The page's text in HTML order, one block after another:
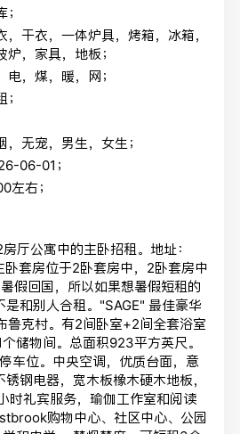
；
，干衣，一体炉具，烤箱，冰箱，
炉，家具，地板；
电，煤，暖，网；
；
，无宠，男生，女生；
06-01；
左右；
厅公寓中的主卧招租。地址：
套房位于2卧套房中， 2卧套房中
假回国，所以如果想暑假短租的
和别人合租。"SAGE" 最佳豪华
鲁克村。有2间卧室+2间全套浴室
储物间。 总面积923平方英尺。
车位。中央空调， 优质台面，意
钢电器， 宽木板橡木硬木地板，
时礼宾服务，瑜伽工作室和阅读
购物中心、社区中心、公园